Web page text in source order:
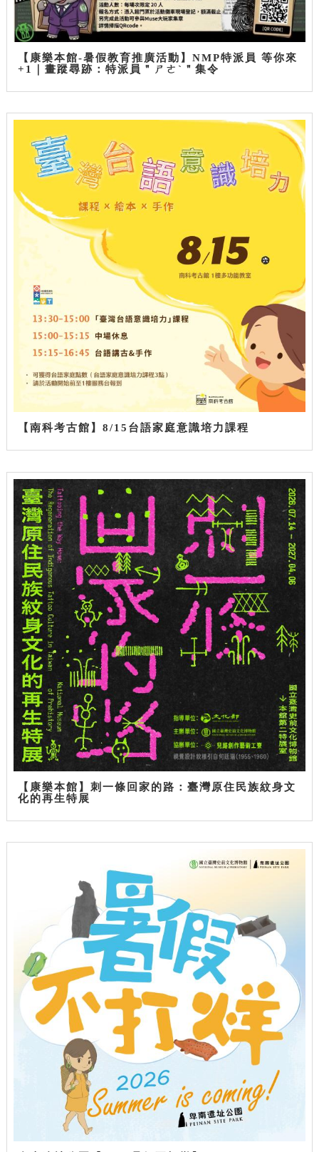
【康樂本館-暑假教育推廣活動】NMP特派員 等你來
+1｜畫蹤尋跡：特派員＂ㄕㄜˋ＂集令
【南科考古館】8/15台語家庭意識培力課程
【康樂本館】刺一條回家的路：臺灣原住民族紋身文
化的再生特展